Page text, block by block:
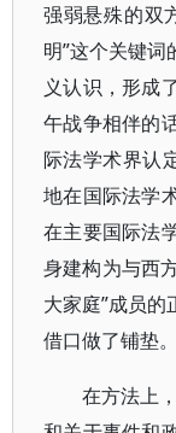
强弱悬殊的双
明”这个关键
义认识，形成
午战争相伴的
际法学术界认
地在国际法学
在主要国际法
身建构为与西
大家庭”成员
借口做了铺垫。
在方法上